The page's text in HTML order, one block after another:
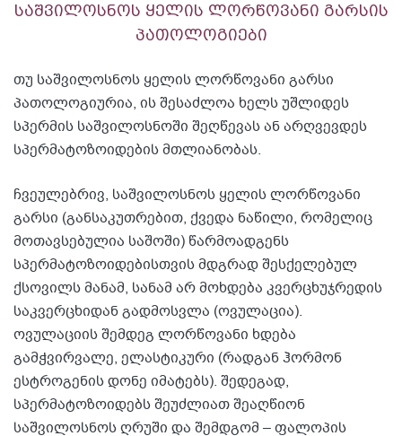
საშვილოსნოს ყელის ლორწოვანი გარსის
პათოლოგიები
თუ საშვილოსნოს ყელის ლორწოვანი გარსი
პათოლოგიურია, ის შესაძლოა ხელს უშლიდეს
სპერმის საშვილოსნოში შეღწევას ან არღვევდეს
სპერმატოზოიდების მთლიანობას.
ჩვეულებრივ, საშვილოსნოს ყელის ლორწოვანი
გარსი (განსაკუთრებით, ქვედა ნაწილი, რომელიც
მოთავსებულია საშოში) წარმოადგენს
სპერმატოზოიდებისთვის მდგრად შესქელებულ
ქსოვილს მანამ, სანამ არ მოხდება კვერცხუჯრედის
საკვერცხიდან გადმოსვლა (ოვულაცია).
ოვულაციის შემდეგ ლორწოვანი ხდება
გამჭვირვალე, ელასტიკური (რადგან ჰორმონ
ესტროგენის დონე იმატებს). შედეგად,
სპერმატოზოიდებს შეუძლიათ შეაღწიონ
საშვილოსნოს ღრუში და შემდგომ – ფალოპის